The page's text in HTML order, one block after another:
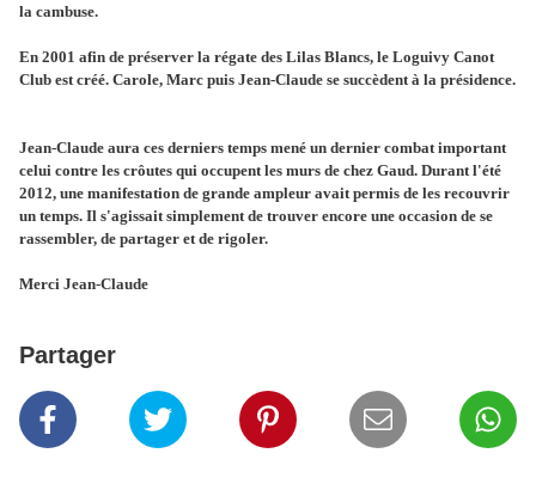
la cambuse.
En 2001 afin de préserver la régate des Lilas Blancs, le Loguivy Canot
Club est créé. Carole, Marc puis Jean-Claude se succèdent à la présidence.
Jean-Claude aura ces derniers temps mené un dernier combat important
celui contre les crôutes qui occupent les murs de chez Gaud. Durant l'été
2012, une manifestation de grande ampleur avait permis de les recouvrir
un temps. Il s'agissait simplement de trouver encore une occasion de se
rassembler, de partager et de rigoler.
Merci Jean-Claude
Partager